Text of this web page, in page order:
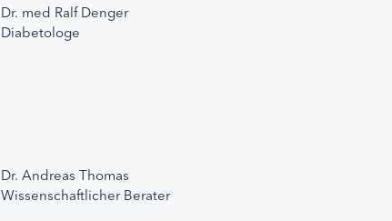
Dr. med Ralf Denger
Diabetologe
Dr. Andreas Thomas
Wissenschaftlicher Berater